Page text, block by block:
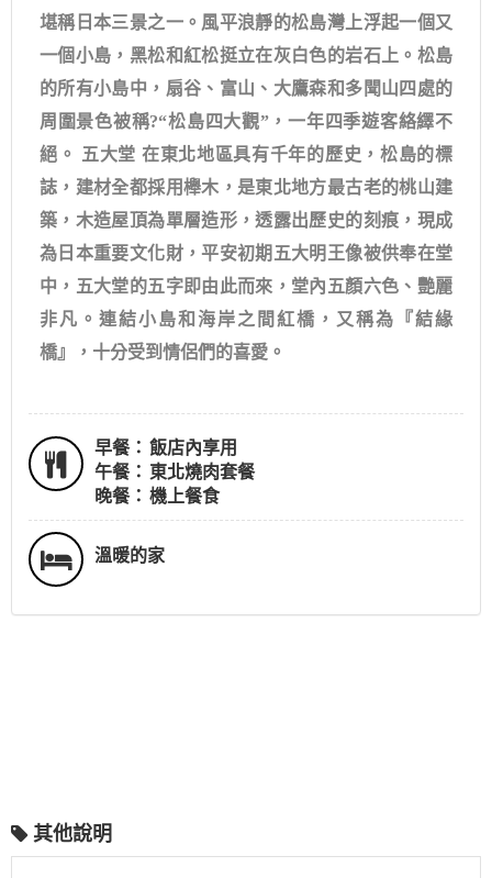
堪稱日本三景之一。風平浪靜的松島灣上浮起一個又
一個小島，黑松和紅松挺立在灰白色的岩石上。松島
的所有小島中，扇谷、富山、大鷹森和多聞山四處的
周圍景色被稱?“松島四大觀”，一年四季遊客絡繹不
絕。 五大堂 在東北地區具有千年的歷史，松島的標
誌，建材全都採用櫸木，是東北地方最古老的桃山建
築，木造屋頂為單層造形，透露出歷史的刻痕，現成
為日本重要文化財，平安初期五大明王像被供奉在堂
中，五大堂的五字即由此而來，堂內五顏六色、艷麗
非凡。連結小島和海岸之間紅橋，又稱為『結緣
橋』，十分受到情侶們的喜愛。
早餐： 飯店內享用
午餐： 東北燒肉套餐
晚餐： 機上餐食
溫暖的家
其他說明